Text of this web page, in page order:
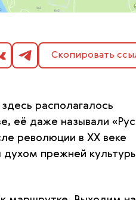
Скопировать
располагалось
её даже называли
революции в XX веке
духом прежней